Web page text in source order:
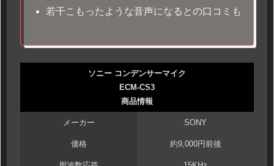
若干こもったような音声になるとの口コミも
ソニー コンデンサーマイク
ECM-CS3
商品情報
メーカー SONY
価格 約9,000円前後